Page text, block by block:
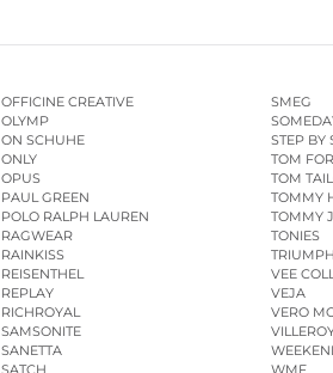
OFFICINE CREATIVE
OLYMP
ON SCHUHE
ONLY
OPUS
PAUL GREEN
POLO RALPH LAUREN
RAGWEAR
RAINKISS
REISENTHEL
REPLAY
RICHROYAL
SAMSONITE
SANETTA
SATCH
SMEG
STEP BY
TOM
TOM
TOMMY
TOMMY
TONIES
TRIUMPH
VEE
VEJA
VERO
WMF